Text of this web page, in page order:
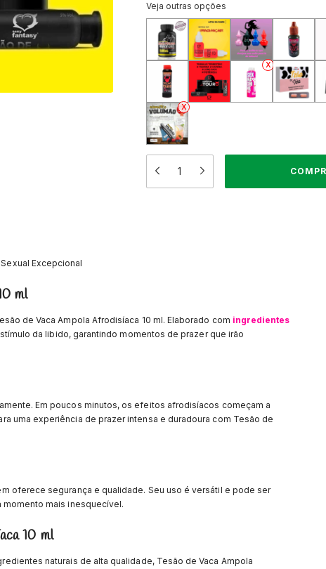
Veja outras opções
Excepcional
ml
de Vaca Ampola Afrodisíaca 10 ml. Elaborado com ingredientes
da libido, garantindo momentos de prazer que irão
Em poucos minutos, os efeitos afrodisíacos começam a
uma experiência de prazer intensa e duradoura com Tesão de
oferece segurança e qualidade. Seu uso é versátil e pode ser
mais inesquecível.
10 ml
naturais de alta qualidade, Tesão de Vaca Ampola